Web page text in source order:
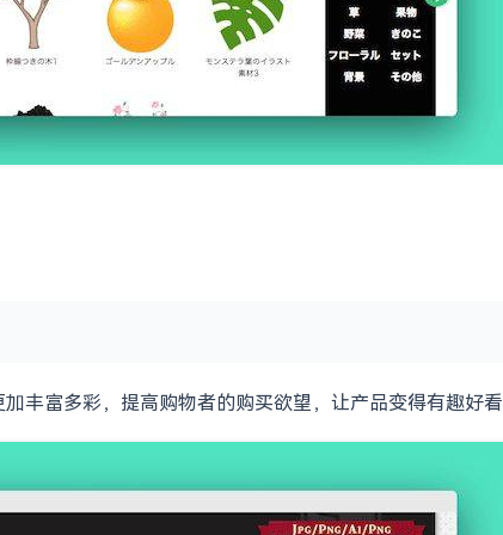
丰富多彩，提高购物者的购买欲望，让产品变得有趣好